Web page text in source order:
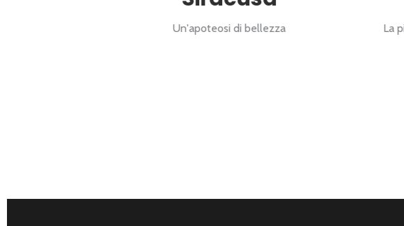
Un'apoteosi di bellezza La più